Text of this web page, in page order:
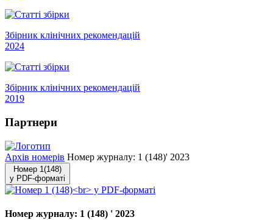
Збірник клінічних рекомендацій
2024
Збірник клінічних рекомендацій
2019
Партнери
Архів номерів Номер журналу: 1 (148)' 2023
Номер 1(148)
у PDF-форматі
Номер журналу: 1 (148) ' 2023